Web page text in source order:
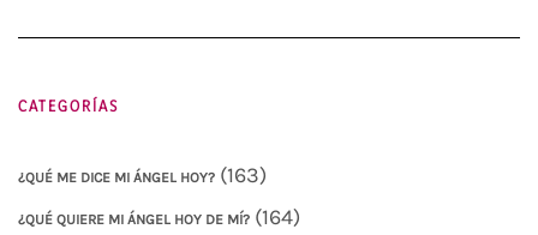
CATEGORÍAS
¿QUÉ ME DICE MI ÁNGEL HOY? (163)
¿QUÉ QUIERE MI ÁNGEL HOY DE MÍ? (164)